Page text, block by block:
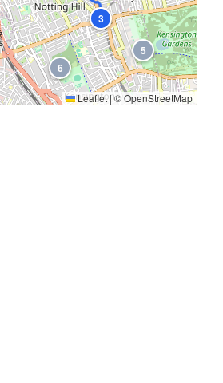
3
5
6
Leaflet |©OpenStreetMap